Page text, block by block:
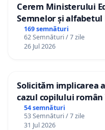
Cerem Ministerului
Semnelor și
Republica Moldova!
169 semnături
62 Semnături / 7 zile
26 Jul 2026
Solicităm implicarea
cazul copilului
Gheorghe, aflat în
12 ani
54 semnături
53 Semnături / 7 zile
31 Jul 2026